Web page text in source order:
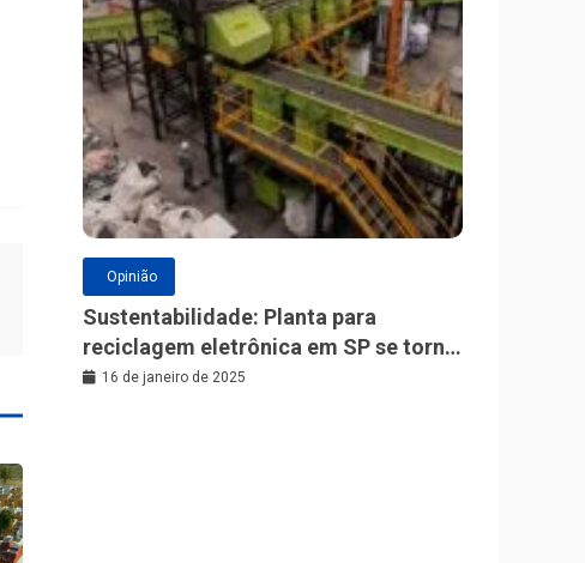
Opinião
Sustentabilidade: Planta para
reciclagem eletrônica em SP se torna
a maior da América Latina
16 de janeiro de 2025